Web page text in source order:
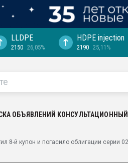
LLDPE
2150 26,05%
HDPE injection
2190 25,11%
ОБЪЯВЛЕНИЙ
8-й купон и погасило облигации серии 02